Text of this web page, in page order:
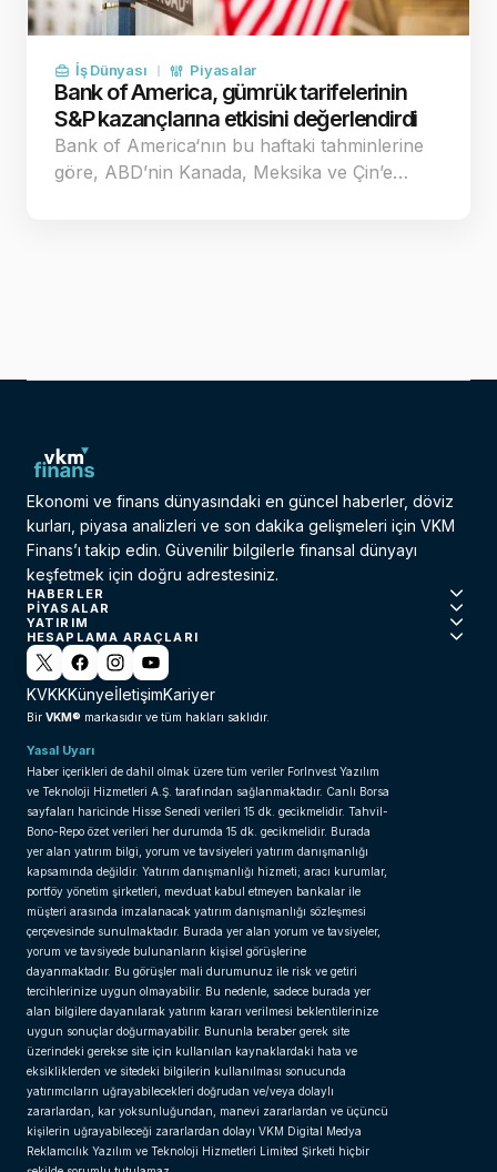
İş Dünyası Piyasalar
Bank of America, gümrük tarifelerinin
S&P kazançlarına etkisini değerlendirdi
Bank of America‘nın bu haftaki tahminlerine
göre, ABD’nin Kanada, Meksika ve Çin’e…
Ekonomi ve finans dünyasındaki en güncel haberler, döviz
kurları, piyasa analizleri ve son dakika gelişmeleri için VKM
Finans’ı takip edin. Güvenilir bilgilerle finansal dünyayı
keşfetmek için doğru adrestesiniz.
HABERLER
PIYASALAR
YATIRIM
HESAPLAMA ARAÇLARI
KVKKKünyeİletişimKariyer
Bir VKM® markasıdır ve tüm hakları saklıdır.
Yasal Uyarı
Haber içerikleri de dahil olmak üzere tüm veriler ForInvest Yazılım
ve Teknoloji Hizmetleri A.Ş. tarafından sağlanmaktadır. Canlı Borsa
sayfaları haricinde Hisse Senedi verileri 15 dk. gecikmelidir. Tahvil-
Bono-Repo özet verileri her durumda 15 dk. gecikmelidir. Burada
yer alan yatırım bilgi, yorum ve tavsiyeleri yatırım danışmanlığı
kapsamında değildir. Yatırım danışmanlığı hizmeti; aracı kurumlar,
portföy yönetim şirketleri, mevduat kabul etmeyen bankalar ile
müşteri arasında imzalanacak yatırım danışmanlığı sözleşmesi
çerçevesinde sunulmaktadır. Burada yer alan yorum ve tavsiyeler,
yorum ve tavsiyede bulunanların kişisel görüşlerine
dayanmaktadır. Bu görüşler mali durumunuz ile risk ve getiri
tercihlerinize uygun olmayabilir. Bu nedenle, sadece burada yer
alan bilgilere dayanılarak yatırım kararı verilmesi beklentilerinize
uygun sonuçlar doğurmayabilir. Bununla beraber gerek site
üzerindeki gerekse site için kullanılan kaynaklardaki hata ve
eksikliklerden ve sitedeki bilgilerin kullanılması sonucunda
yatırımcıların uğrayabilecekleri doğrudan ve/veya dolaylı
zararlardan, kar yoksunluğundan, manevi zararlardan ve üçüncü
kişilerin uğrayabileceği zararlardan dolayı VKM Digital Medya
Reklamcılık Yazılım ve Teknoloji Hizmetleri Limited Şirketi hiçbir